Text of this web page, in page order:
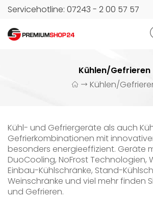
Servicehotline: 07243 - 2 00 57 57
Kühlen/Gefrieren
Kühlen/
Kühl- und Gefriergeräte als auch
Gefrierkombinationen mit
besonders energieeffizient. Geräte
DuoCooling, NoFrost Technologien,
Einbau-Kühlschränke, Stand-
Weinschränke und viel mehr finden
und Gefrieren.